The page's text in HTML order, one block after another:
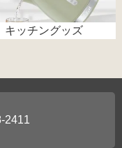
キッチングッズ
2411